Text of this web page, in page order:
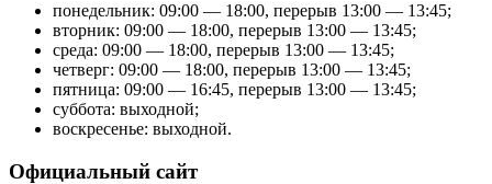
понедельник: 09:00 — 18:00, перерыв 13:00 — 13:45;
вторник: 09:00 — 18:00, перерыв 13:00 — 13:45;
среда: 09:00 — 18:00, перерыв 13:00 — 13:45;
четверг: 09:00 — 18:00, перерыв 13:00 — 13:45;
пятница: 09:00 — 16:45, перерыв 13:00 — 13:45;
суббота: выходной;
воскресенье: выходной.
Официальный сайт